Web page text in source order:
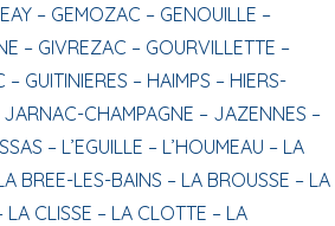
– GEMOZAC – GENOUILLE –
– GIVREZAC – GOURVILLETTE –
– GUITINIERES – HAIMPS – HIERS-
JARNAC-CHAMPAGNE – JAZENNES –
– L’EGUILLE – L’HOUMEAU – LA
BREE-LES-BAINS – LA BROUSSE – LA
LA CLISSE – LA CLOTTE – LA